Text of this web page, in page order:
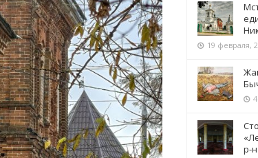
19 февраля,
р-н